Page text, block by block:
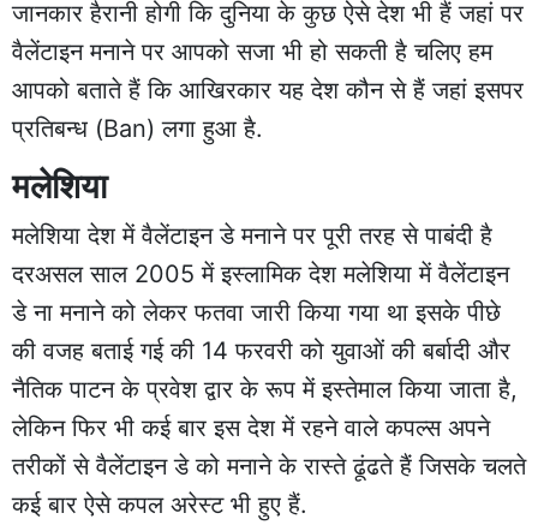
जानकार हैरानी होगी कि दुनिया के कुछ ऐसे देश भी हैं जहां पर
वैलेंटाइन मनाने पर आपको सजा भी हो सकती है चलिए हम
आपको बताते हैं कि आखिरकार यह देश कौन से हैं जहां इसपर
प्रतिबन्ध (Ban) लगा हुआ है.
मलेशिया
मलेशिया देश में वैलेंटाइन डे मनाने पर पूरी तरह से पाबंदी है
दरअसल साल 2005 में इस्लामिक देश मलेशिया में वैलेंटाइन
डे ना मनाने को लेकर फतवा जारी किया गया था इसके पीछे
की वजह बताई गई की 14 फरवरी को युवाओं की बर्बादी और
नैतिक पाटन के प्रवेश द्वार के रूप में इस्तेमाल किया जाता है,
लेकिन फिर भी कई बार इस देश में रहने वाले कपल्स अपने
तरीकों से वैलेंटाइन डे को मनाने के रास्ते ढूंढते हैं जिसके चलते
कई बार ऐसे कपल अरेस्ट भी हुए हैं.